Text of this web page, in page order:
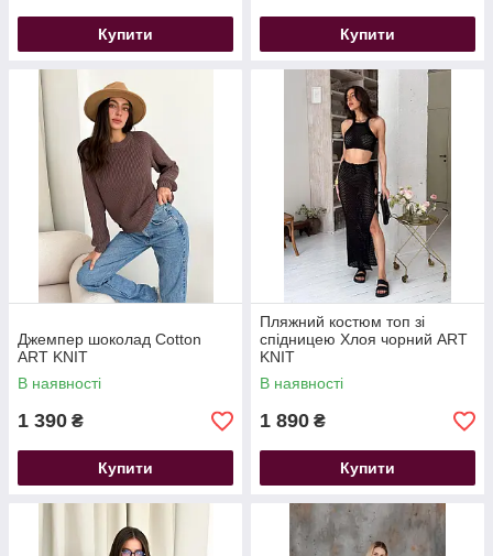
Купити Купити
Джемпер шоколад Cotton
ART KNIT
В наявності
1 390 ₴
Купити
Пляжний костюм топ зі
спідницею Хлоя чорний ART
KNIT
В наявності
1 890 ₴
Купити